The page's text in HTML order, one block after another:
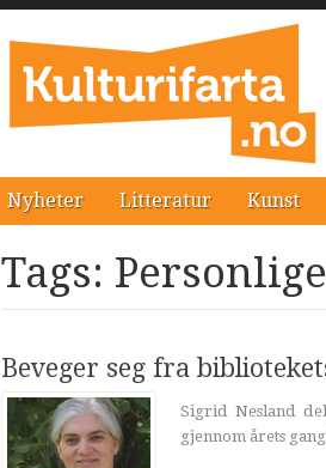
Nyheter Litteratur Kunst
Tags: Personlige
Beveger seg fra
Sigrid Nesland
gjennom årets